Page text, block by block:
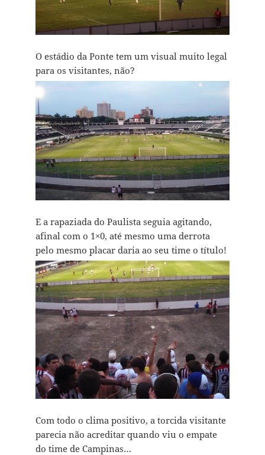
O estádio da Ponte tem um visual muito legal
para os visitantes, não?
E a rapaziada do Paulista seguia agitando,
afinal com o 1×0, até mesmo uma derrota
pelo mesmo placar daria ao seu time o título!
Com todo o clima positivo, a torcida visitante
parecia não acreditar quando viu o empate
do time de Campinas…